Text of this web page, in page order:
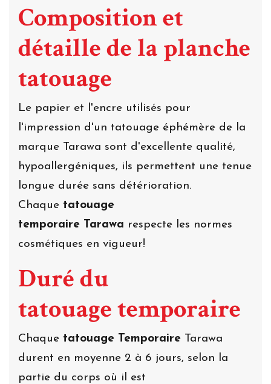
Composition et
détaille de la planche
tatouage
Le papier et l'encre utilisés pour
l'impression d'un tatouage éphémère de la
marque Tarawa sont d'excellente qualité,
hypoallergéniques, ils permettent une tenue
longue durée sans détérioration.
Chaque tatouage
temporaire Tarawa respecte les normes
cosmétiques en vigueur!
Duré du
tatouage temporaire
Chaque tatouage Temporaire Tarawa
durent en moyenne 2 à 6 jours, selon la
partie du corps où il est